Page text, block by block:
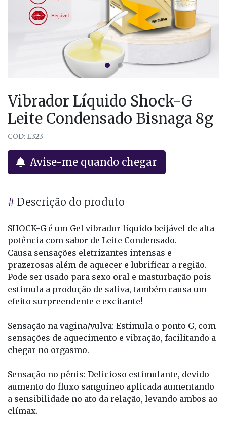
Vibrador Líquido Shock-G
Leite Condensado Bisnaga 8g
COD: L323
Avise-me quando chegar
# Descrição do produto
SHOCK-G é um Gel vibrador líquido beijável de alta
potência com sabor de Leite Condensado.
Causa sensações eletrizantes intensas e
prazerosas além de aquecer e lubrificar a região.
Pode ser usado para sexo oral e masturbação pois
estimula a produção de saliva, também causa um
efeito surpreendente e excitante!
Sensação na vagina/vulva: Estimula o ponto G, com
sensações de aquecimento e vibração, facilitando a
chegar no orgasmo.
Sensação no pênis: Delicioso estimulante, devido
aumento do fluxo sanguíneo aplicada aumentando
a sensibilidade no ato da relação, levando ambos ao
clímax.